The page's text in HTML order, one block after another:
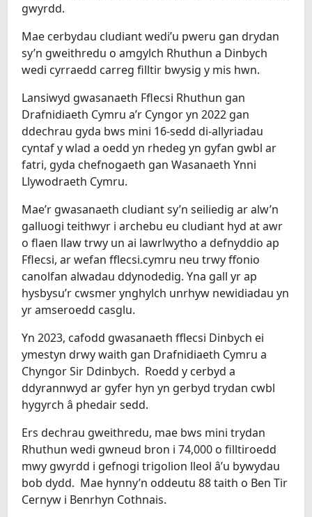
gwyrdd.
Mae cerbydau cludiant wedi’u pweru gan drydan
sy’n gweithredu o amgylch Rhuthun a Dinbych
wedi cyrraedd carreg filltir bwysig y mis hwn.
Lansiwyd gwasanaeth Fflecsi Rhuthun gan
Drafnidiaeth Cymru a’r Cyngor yn 2022 gan
ddechrau gyda bws mini 16-sedd di-allyriadau
cyntaf y wlad a oedd yn rhedeg yn gyfan gwbl ar
fatri, gyda chefnogaeth gan Wasanaeth Ynni
Llywodraeth Cymru.
Mae’r gwasanaeth cludiant sy’n seiliedig ar alw’n
galluogi teithwyr i archebu eu cludiant hyd at awr
o flaen llaw trwy un ai lawrlwytho a defnyddio ap
Fflecsi, ar wefan fflecsi.cymru neu trwy ffonio
canolfan alwadau ddynodedig. Yna gall yr ap
hysbysu’r cwsmer ynghylch unrhyw newidiadau yn
yr amseroedd casglu.
Yn 2023, cafodd gwasanaeth fflecsi Dinbych ei
ymestyn drwy waith gan Drafnidiaeth Cymru a
Chyngor Sir Ddinbych. Roedd y cerbyd a
ddyrannwyd ar gyfer hyn yn gerbyd trydan cwbl
hygyrch â phedair sedd.
Ers dechrau gweithredu, mae bws mini trydan
Rhuthun wedi gwneud bron i 74,000 o filltiroedd
mwy gwyrdd i gefnogi trigolion lleol â’u bywydau
bob dydd. Mae hynny’n oddeutu 88 taith o Ben Tir
Cernyw i Benrhyn Cothnais.